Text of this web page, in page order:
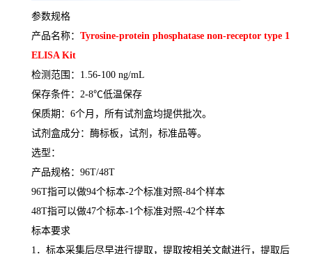
参数规格
产品名称： Tyrosine-protein phosphatase non-receptor type 1
ELISA Kit
检测范围： 1.56-100 ng/mL
保存条件： 2-8℃低温保存
保质期： 6个月，所有试剂盒均提供批次。
试剂盒成分：酶标板，试剂，标准品等。
选型：
产品规格： 96T/48T
96T指可以做94个标本-2个标准对照-84个样本
48T指可以做47个标本-1 个标准对照-42个样本
标本要求
1 ．标本采集后尽早进行提取，提取按相关文献进行，提取后